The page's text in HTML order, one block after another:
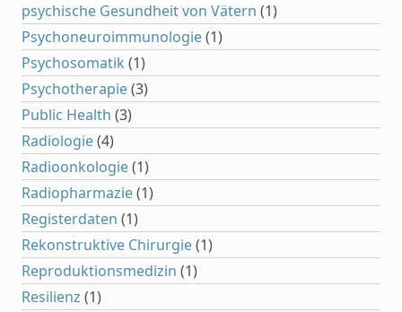
psychische Gesundheit von Vätern (1)
Psychoneuroimmunologie(1)
Psychosomatik (1)
Psychotherapie(3)
Public Health (3)
Radiologie(4)
Radioonkologie(1)
Radiopharmazie(1)
Registerdaten (1)
Rekonstruktive Chirurgie(1)
Reproduktionsmedizin (1)
Resilienz (1)